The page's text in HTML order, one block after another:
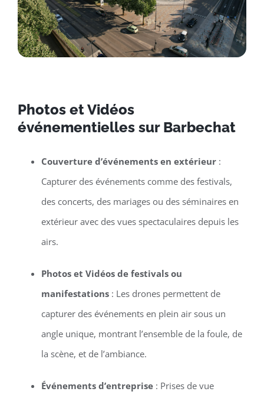
Photos et Vidéos
événementielles sur Barbechat
Couverture d’événements en extérieur:
Capturer des événements comme des festivals,
des concerts, des mariages ou des séminaires en
extérieur avec des vues spectaculaires depuis les
airs.
Photos et Vidéos de festivals ou
manifestations: Les drones permettent de
capturer des événements en plein air sous un
angle unique, montrant l’ensemble de la foule, de
la scène, et de l’ambiance.
Événements d’entreprise: Prises de vue